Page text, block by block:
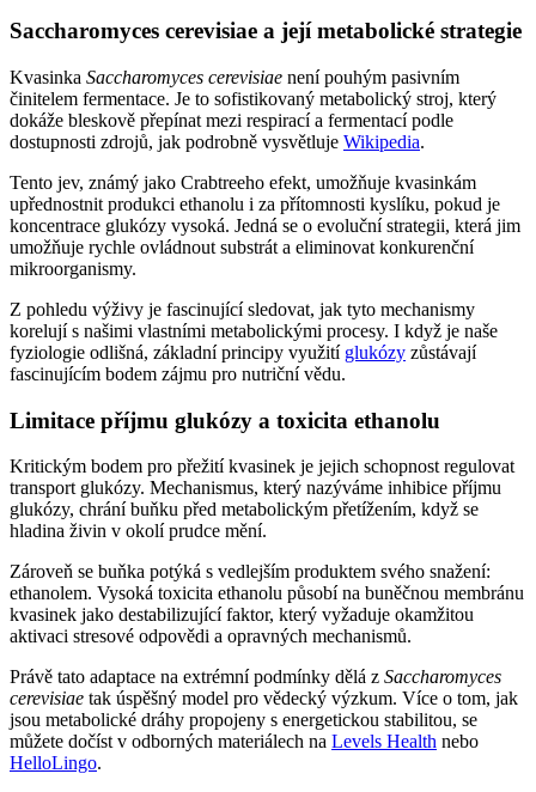
Saccharomyces cerevisiae a její metabolické strategie
Kvasinka Saccharomyces cerevisiae není pouhým pasivním
činitelem fermentace. Je to sofistikovaný metabolický stroj, který
dokáže bleskově přepínat mezi respirací a fermentací podle
dostupnosti zdrojů, jak podrobně vysvětluje Wikipedia.
Tento jev, známý jako Crabtreeho efekt, umožňuje kvasinkám
upřednostnit produkci ethanolu i za přítomnosti kyslíku, pokud je
koncentrace glukózy vysoká. Jedná se o evoluční strategii, která jim
umožňuje rychle ovládnout substrát a eliminovat konkurenční
mikroorganismy.
Z pohledu výživy je fascinující sledovat, jak tyto mechanismy
korelují s našimi vlastními metabolickými procesy. I když je naše
fyziologie odlišná, základní principy využití glukózy zůstávají
fascinujícím bodem zájmu pro nutriční vědu.
Limitace příjmu glukózy a toxicita ethanolu
Kritickým bodem pro přežití kvasinek je jejich schopnost regulovat
transport glukózy. Mechanismus, který nazýváme inhibice příjmu
glukózy, chrání buňku před metabolickým přetížením, když se
hladina živin v okolí prudce mění.
Zároveň se buňka potýká s vedlejším produktem svého snažení:
ethanolem. Vysoká toxicita ethanolu působí na buněčnou membránu
kvasinek jako destabilizující faktor, který vyžaduje okamžitou
aktivaci stresové odpovědi a opravných mechanismů.
Právě tato adaptace na extrémní podmínky dělá z Saccharomyces
cerevisiae tak úspěšný model pro vědecký výzkum. Více o tom, jak
jsou metabolické dráhy propojeny s energetickou stabilitou, se
můžete dočíst v odborných materiálech na Levels Health nebo
HelloLingo.